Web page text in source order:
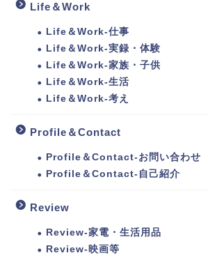
Life＆Work
Life＆Work-仕事
Life＆Work-実録・体験
Life＆Work-家族・子供
Life＆Work-生活
Life＆Work-考え
Profile＆Contact
Profile＆Contact-お問い合わせ
Profile＆Contact-自己紹介
Review
Review-家電・生活用品
Review-映画等